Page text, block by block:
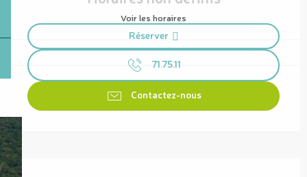
Voir les horaires
Réserver
71.75.11
Contactez-nous
Description